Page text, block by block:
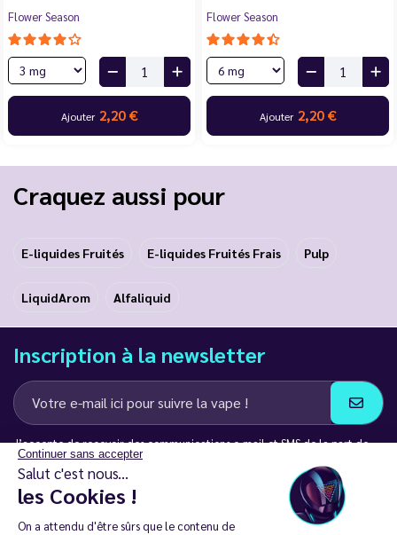
Continuer sans accepter
Salut c'est nous...
les Cookies !
On a attendu d'être sûrs que le contenu de
Flower Season
Ajouter 2,20 €
Flower Season
Ajouter 2,20 €
Craquez aussi pour
E-liquides Fruités E-liquides Fruités Frais Pulp
LiquidArom Alfaliquid
Inscription à la newsletter
J’accepte de recevoir des communications e-mail et SMS de la part de
LD Groupe
Restez en contact